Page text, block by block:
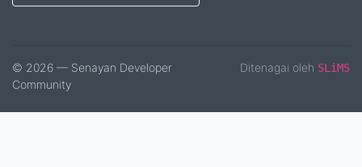
© 2026 — Senayan Developer
Community
Ditenagai oleh SLiMS